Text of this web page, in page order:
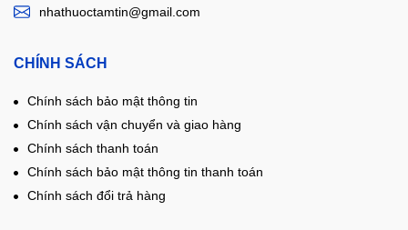
nhathuoctamtin@gmail.com
CHÍNH SÁCH
Chính sách bảo mật thông tin
Chính sách vận chuyển và giao hàng
Chính sách thanh toán
Chính sách bảo mật thông tin thanh toán
Chính sách đổi trả hàng